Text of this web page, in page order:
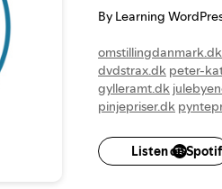
By Learning
omstillingdanmark.dk
dvdstrax.dk peter-
gylleramt.dk
pinjepriser.dk
muldpriser.dk
Listen on